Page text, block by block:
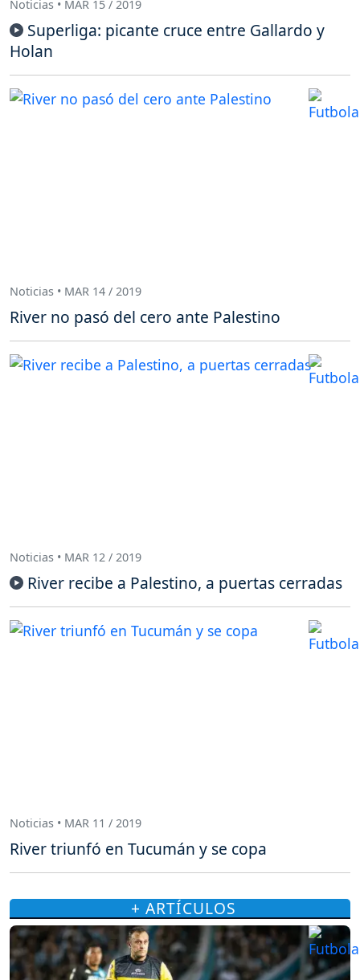
Noticias • MAR 15 / 2019
Superliga: picante cruce entre Gallardo y
Holan
Noticias • MAR 14 / 2019
River no pasó del cero ante Palestino
Noticias • MAR 12 / 2019
River recibe a Palestino, a puertas cerradas
Noticias • MAR 11 / 2019
River triunfó en Tucumán y se copa
+ ARTÍCULOS